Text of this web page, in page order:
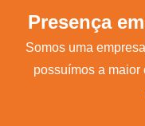
Presença
Somos uma
possuímos a